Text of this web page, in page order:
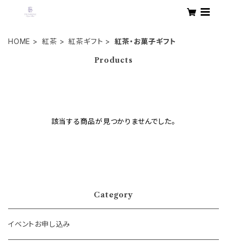
HOME 紅茶 紅茶ギフト 紅茶・お菓子ギフト
Products
該当する商品が見つかりませんでした。
Category
イベントお申し込み